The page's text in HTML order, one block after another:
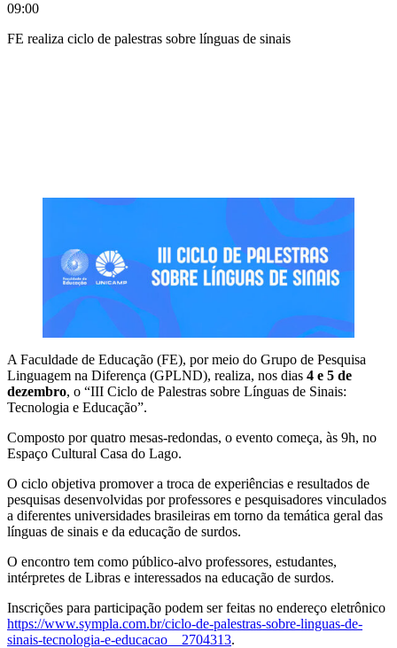
09:00
FE realiza ciclo de palestras sobre línguas de sinais
A Faculdade de Educação (FE), por meio do Grupo de Pesquisa
Linguagem na Diferença (GPLND), realiza, nos dias 4 e 5 de
dezembro, o “III Ciclo de Palestras sobre Línguas de Sinais:
Tecnologia e Educação”.
Composto por quatro mesas-redondas, o evento começa, às 9h, no
Espaço Cultural Casa do Lago.
O ciclo objetiva promover a troca de experiências e resultados de
pesquisas desenvolvidas por professores e pesquisadores vinculados
a diferentes universidades brasileiras em torno da temática geral das
línguas de sinais e da educação de surdos.
O encontro tem como público-alvo professores, estudantes,
intérpretes de Libras e interessados na educação de surdos.
Inscrições para participação podem ser feitas no endereço eletrônico
https://www.sympla.com.br/ciclo-de-palestras-sobre-linguas-de-
sinais-tecnologia-e-educacao__2704313.